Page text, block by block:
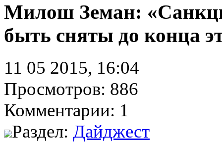
Милош Земан:
быть сняты до конца
11 05 2015, 16:04
Просмотров: 886
Комментарии: 1
Раздел: Дайджест